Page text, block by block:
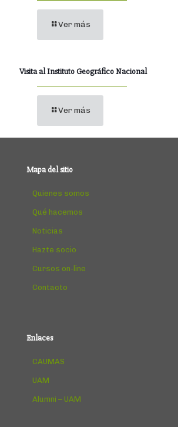
Ver más
Visita al Instituto Geográfico Nacional
Ver más
Mapa del sitio
Quienes somos
Qué hacemos
Noticias
Hazte socio
Cursos on-line
Contacto
Enlaces
CAUMAS
UAM
Alumni – UAM